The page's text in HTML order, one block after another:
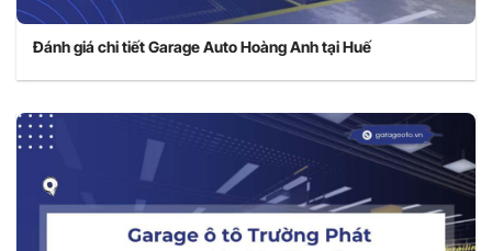
Đánh giá chi tiết Garage Auto Hoàng Anh tại Huế